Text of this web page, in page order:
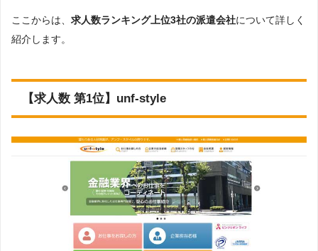
の企
画・
集計
対象
た派
つい
て
Googleで「金融事務 派遣会社」という検索ワードで検索
し、求人が確認できた派遣会社及び検索結果に表示された
10ページ内のWEBサイトを閲覧。そのサイトに記載され
ていた「『労働者派遣事業許可』をもっている企業」の中
上記で調査対象とした派遣会社のWEBサイトで公開されて
いる求人のうち、「条件：金融事務」または「『フリーワ
ード：金融事務』で絞り込み」の条件に合致する求人数を
調査。
ここからは、 求人数ランキング上位3社の派遣会社について詳しく
紹介します。
【求人数 第1位】unf-style